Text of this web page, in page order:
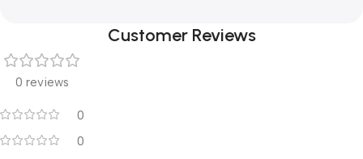
Customer Reviews
0 reviews
0
0